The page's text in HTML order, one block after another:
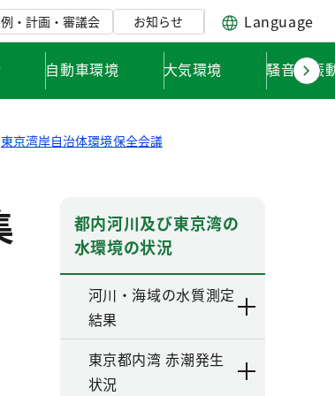
・計画・審議会 お知らせ Language
自動車環境 大気環境 騒音・振
東京湾岸自治体環境保全会議
都内河川及び東京湾の
水環境の状況
河川・海域の水質測定
結果
東京都内湾 赤潮発生
状況